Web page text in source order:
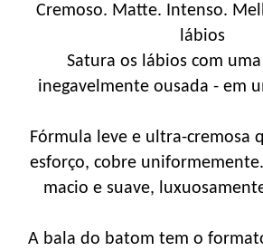
Cremoso. Matte. Intenso.
lábios
Satura os lábios com
inegavelmente ousada - em
Fórmula leve e ultra-cremosa
esforço, cobre
macio e suave,
A bala do batom tem o